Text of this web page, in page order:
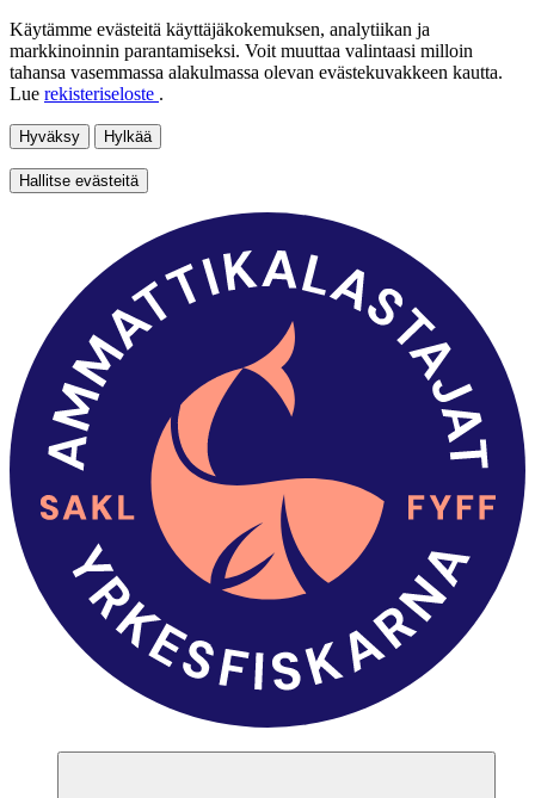
Käytämme evästeitä käyttäjäkokemuksen, analytiikan ja
markkinoinnin parantamiseksi. Voit muuttaa valintaasi milloin
tahansa vasemmassa alakulmassa olevan evästekuvakkeen kautta.
Lue rekisteriseloste .
Hyväksy Hylkää
Hallitse evästeitä